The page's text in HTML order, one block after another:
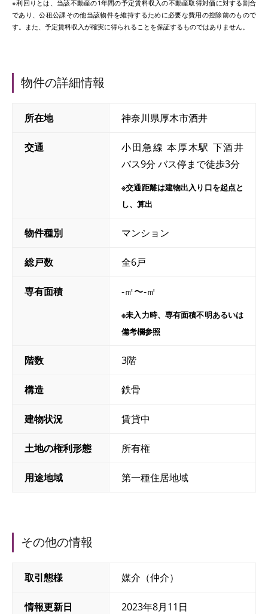
※利回りとは、当該不動産の1年間の予定賃料収入の不動産取得対価に対する割合
であり、公租公課その他当該物件を維持するために必要な費用の控除前のもので
す。また、予定賃料収入が確実に得られることを保証するものではありません。
物件の詳細情報
所在地 神奈川県厚木市酒井
交通
小田急線 本厚木駅 下酒井
バス9分 バス停まで徒歩3分
※交通距離は建物出入り口を起点と
し、算出
物件種別 マンション
総戸数 全6戸
専有面積 -㎡〜-㎡
※未入力時、専有面積不明あるいは
備考欄参照
階数 3階
構造 鉄骨
建物状況 賃貸中
土地の権利形態 所有権
用途地域 第一種住居地域
その他の情報
取引態様 媒介（仲介）
情報更新日 2023年8月11日